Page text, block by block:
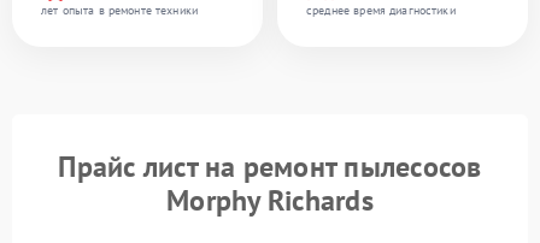
лет опыта в ремонте техники
среднее время диагностики
Прайс лист на ремонт пылесосов
Morphy Richards